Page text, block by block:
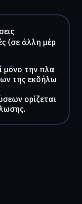
(σε άλλη μέρ
μόνο την πλα
της εκδήλω
ορίζεται